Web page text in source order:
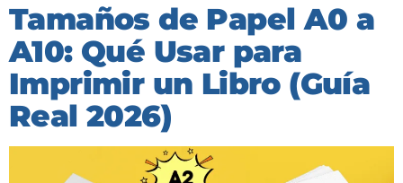
Tamaños de Papel A0 a
A10: Qué Usar para
Imprimir un Libro (Guía
Real 2026)